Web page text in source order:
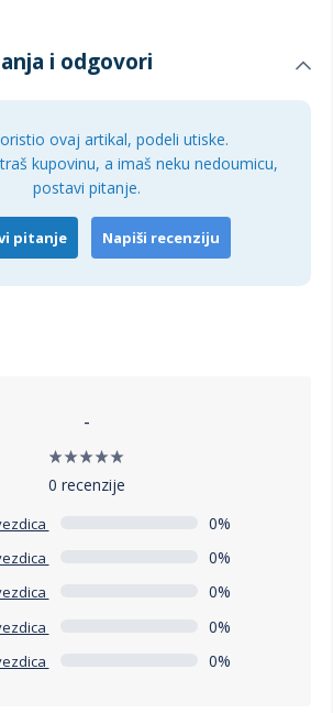
fleksibilnost i moderan dizajn
urednom i organizovanom prostoru.
i odgovori
ovaj artikal, podeli utiske.
kupovinu, a imaš neku nedoumicu,
postavi pitanje.
pitanje Napiši recenziju
-
0 recenzije
0%
0%
0%
0%
0%